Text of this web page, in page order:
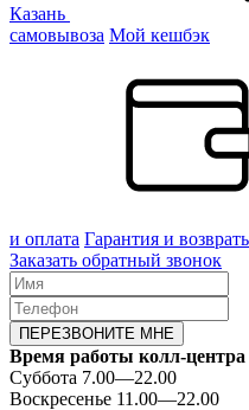
Казань
самовывоза Мой кешбэк
и оплата Гарантия и
Заказать обратный звонок
ПЕРЕЗВОНИТЕ МНЕ
Время работы колл-центра
Суббота 7.00—22.00
Воскресенье 11.00—22.00